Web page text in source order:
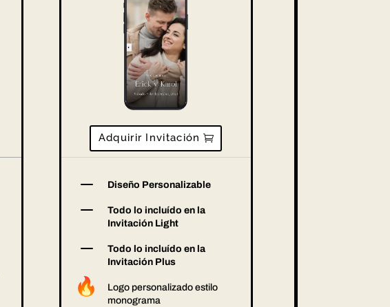
Adquirir Invitación
K Diseño Personalizable
K
Todo lo incluído en la
Invitación Light
K
Todo lo incluído en la
Invitación Plus
Logo personalizado estilo
monograma